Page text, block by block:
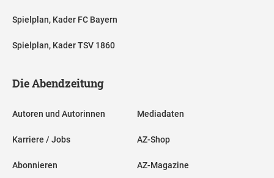
Spielplan, Kader FC Bayern
Spielplan, Kader TSV 1860
Die Abendzeitung
Autoren und Autorinnen
Karriere / Jobs
Abonnieren
Mediadaten
AZ-Shop
AZ-Magazine